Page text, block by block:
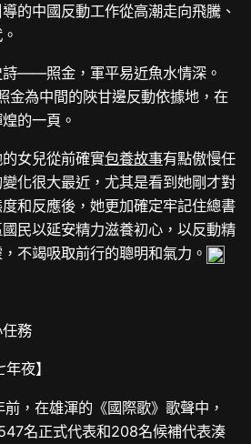
的中國反動工作從高潮走向飛騰、
——照金，軍平易近魚水情深。
金為中間的陜甘邊反動依據地，在
的一頁。
女兒從前確實包養故事有點傲慢任
化很大最近，尤其是看到她剛才對
和反應後，她更加確定牢記住總書
民以延安精力滋養初心，以反動精
不竭吸取前行的聰明和氣力。
務
夜】
在雄渾的《國際歌》歌聲中，
名正式代表和208名候補代表湊